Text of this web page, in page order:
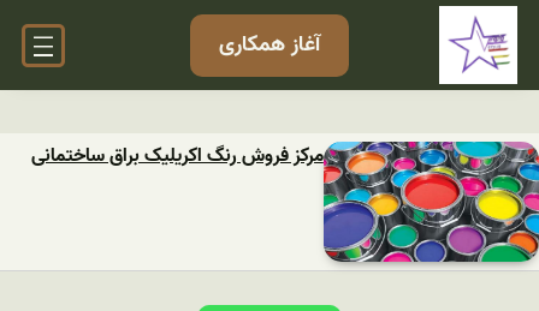
آغاز همکاری
مرکز فروش رنگ اکریلیک براق ساختمانی